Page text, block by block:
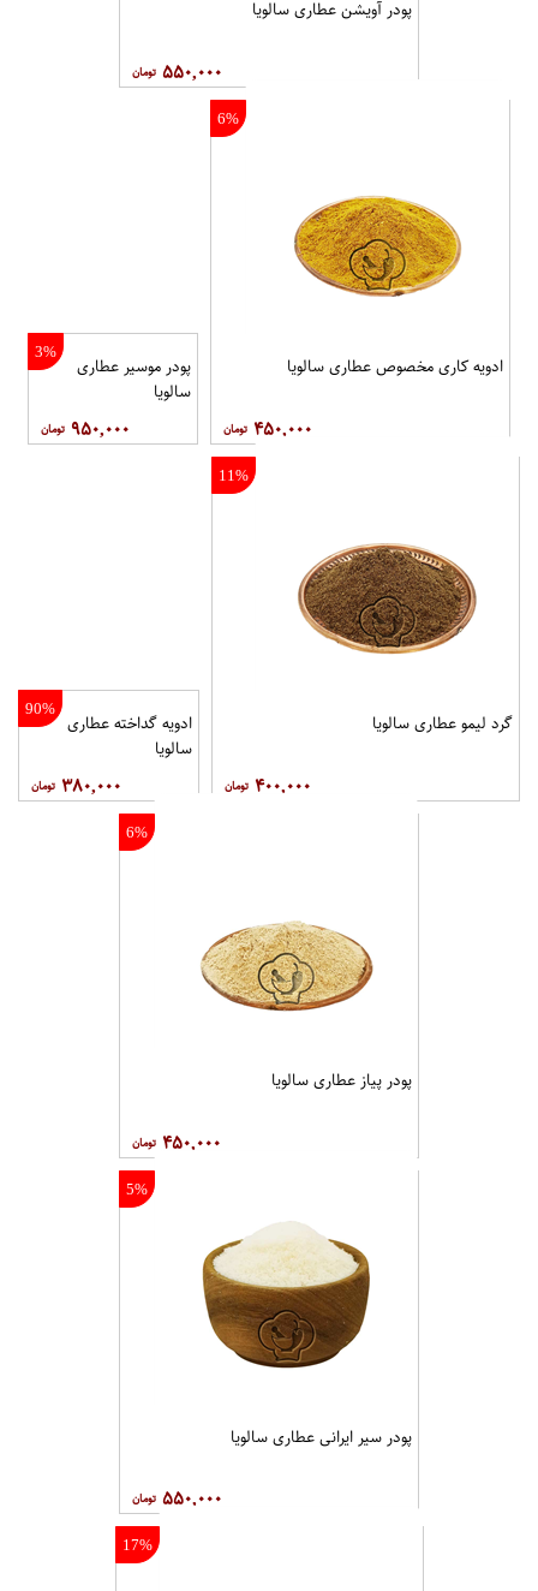
پودر آویشن عطاری سالویا
۵۵۰,۰۰۰
6%
ادویه کاری مخصوص عطاری سالویا
۴۵۰,۰۰۰
3%
پودر موسیر عطاری
سالویا
۹۵۰,۰۰۰
11%
گرد لیمو عطاری سالویا
۴۰۰,۰۰۰
90%
ادویه گداخته عطاری
سالویا
۳۸۰,۰۰۰
6%
پودر پیاز عطاری سالویا
۴۵۰,۰۰۰
5%
پودر سیر ایرانی عطاری سالویا
۵۵۰,۰۰۰
17%